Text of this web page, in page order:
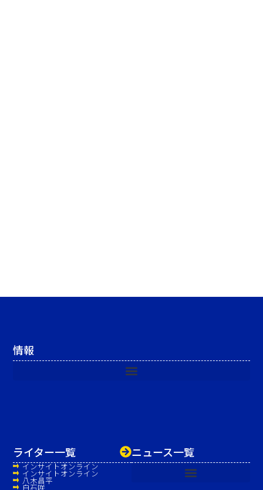
ニュース一覧
ライター一覧
インサイトオンライン
インサイトオンライン
八木昌平
白石咲
情報